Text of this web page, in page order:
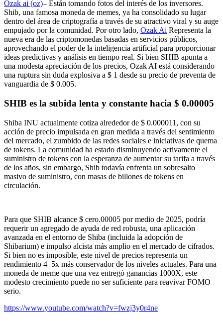
Ozak ai (oz)– Están tomando fotos del interés de los inversores.
Shib, una famosa moneda de memes, ya ha consolidado su lugar
dentro del área de criptografía a través de su atractivo viral y su auge
empujado por la comunidad. Por otro lado, Ozak Ai Representa la
nueva era de las criptomonedas basadas en servicios públicos,
aprovechando el poder de la inteligencia artificial para proporcionar
ideas predictivas y análisis en tiempo real. Si bien SHIB apunta a
una modesta apreciación de los precios, Ozak AI está considerando
una ruptura sin duda explosiva a $ 1 desde su precio de preventa de
vanguardia de $ 0.005.
SHIB es la subida lenta y constante hacia $ 0.00005
Shiba INU actualmente cotiza alrededor de $ 0.000011, con su
acción de precio impulsada en gran medida a través del sentimiento
del mercado, el zumbido de las redes sociales e iniciativas de quema
de tokens. La comunidad ha estado disminuyendo activamente el
suministro de tokens con la esperanza de aumentar su tarifa a través
de los años, sin embargo, Shib todavía enfrenta un sobresalto
masivo de suministro, con masas de billones de tokens en
circulación.
Para que SHIB alcance $ cero.00005 por medio de 2025, podría
requerir un agregado de ayuda de red robusta, una aplicación
avanzada en el entorno de Shiba (incluida la adopción de
Shibarium) e impulso alcista más amplio en el mercado de cifrados.
Si bien no es imposible, este nivel de precios representa un
rendimiento 4–5x más conservador de los niveles actuales. Para una
moneda de meme que una vez entregó ganancias 1000X, este
modesto crecimiento puede no ser suficiente para reavivar FOMO
serio.
https://www.youtube.com/watch?v=fwzj3y0r4ne